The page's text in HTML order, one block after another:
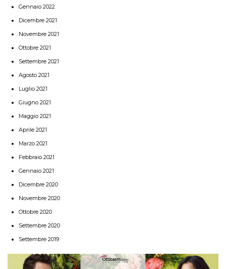
Gennaio 2022
Dicembre 2021
Novembre 2021
Ottobre 2021
Settembre 2021
Agosto 2021
Luglio 2021
Giugno 2021
Maggio 2021
Aprile 2021
Marzo 2021
Febbraio 2021
Gennaio 2021
Dicembre 2020
Novembre 2020
Ottobre 2020
Settembre 2020
Settembre 2019